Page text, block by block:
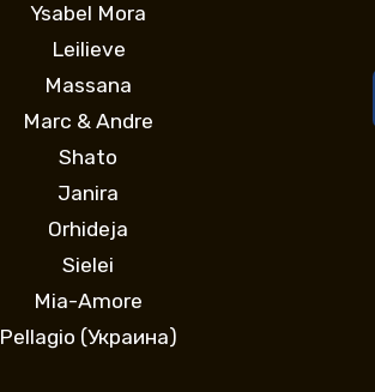
Ysabel Mora
Leilieve
Massana
Marc & Andre
Shato
Janira
Orhideja
Sielei
Mia-Amore
Pellagio (Украина)